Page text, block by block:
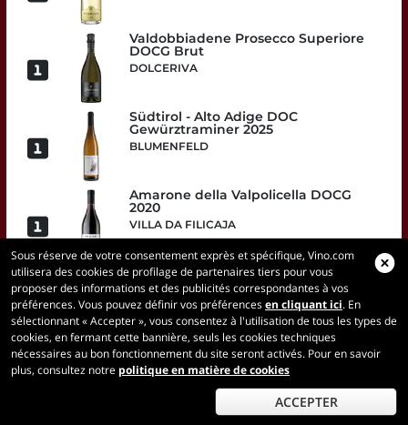
Valdobbiadene Prosecco Superiore
DOCG Brut
DOLCERIVA
Südtirol - Alto Adige DOC
Gewürztraminer 2025
BLUMENFELD
Amarone della Valpolicella DOCG
2020
VILLA DA FILICAJA
Brunello di Montalcino DOCG 2020
FATTORIA DEI BARBI
Barbaresco DOCG 2022
Sous réserve de votre consentement exprès et spécifique, Vino.com
utilisera des cookies de profilage de partenaires tiers pour vous
proposer des informations et des publicités correspondantes à vos
préférences. Vous pouvez définir vos préférencesen cliquant ici. En
sélectionnant « Accepter », vous consentez à l'utilisation de tous les types de
cookies, en fermant cette bannière, seuls les cookies techniques
nécessaires au bon fonctionnement du site seront activés. Pour en savoir
plus, consultez notre politique en matière de cookies
ACCEPTER